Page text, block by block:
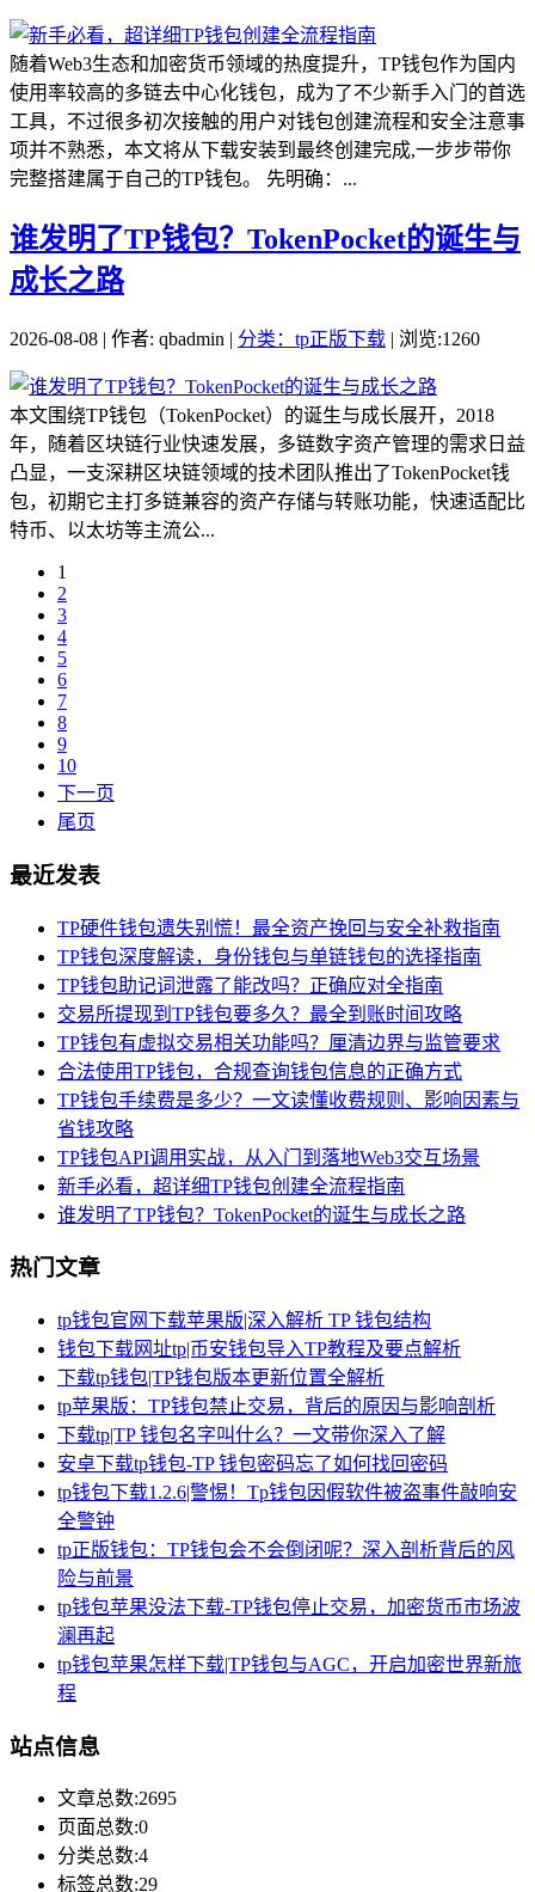
随着Web3生态和加密货币领域的热度提升，TP钱包作为国内
使用率较高的多链去中心化钱包，成为了不少新手入门的首选
工具，不过很多初次接触的用户对钱包创建流程和安全注意事
项并不熟悉，本文将从下载安装到最终创建完成,一步步带你
完整搭建属于自己的TP钱包。 先明确：...
谁发明了TP钱包？TokenPocket的诞生与
成长之路
2026-08-08 | 作者: qbadmin | 分类：tp正版下载 | 浏览:1260
本文围绕TP钱包（TokenPocket）的诞生与成长展开，2018
年，随着区块链行业快速发展，多链数字资产管理的需求日益
凸显，一支深耕区块链领域的技术团队推出了TokenPocket钱
包，初期它主打多链兼容的资产存储与转账功能，快速适配比
特币、以太坊等主流公...
1
2
3
4
5
6
7
8
9
10
下一页
尾页
最近发表
TP硬件钱包遗失别慌！最全资产挽回与安全补救指南
TP钱包深度解读，身份钱包与单链钱包的选择指南
TP钱包助记词泄露了能改吗？正确应对全指南
交易所提现到TP钱包要多久？最全到账时间攻略
TP钱包有虚拟交易相关功能吗？厘清边界与监管要求
合法使用TP钱包，合规查询钱包信息的正确方式
TP钱包手续费是多少？一文读懂收费规则、影响因素与
省钱攻略
TP钱包API调用实战，从入门到落地Web3交互场景
新手必看，超详细TP钱包创建全流程指南
谁发明了TP钱包？TokenPocket的诞生与成长之路
热门文章
tp钱包官网下载苹果版|深入解析 TP 钱包结构
钱包下载网址tp|币安钱包导入TP教程及要点解析
下载tp钱包|TP钱包版本更新位置全解析
tp苹果版：TP钱包禁止交易，背后的原因与影响剖析
下载tp|TP 钱包名字叫什么？一文带你深入了解
安卓下载tp钱包-TP 钱包密码忘了如何找回密码
tp钱包下载1.2.6|警惕！Tp钱包因假软件被盗事件敲响安
全警钟
tp正版钱包：TP钱包会不会倒闭呢？深入剖析背后的风
险与前景
tp钱包苹果没法下载-TP钱包停止交易，加密货币市场波
澜再起
tp钱包苹果怎样下载|TP钱包与AGC，开启加密世界新旅
程
站点信息
文章总数:2695
页面总数:0
分类总数:4
标签总数:29